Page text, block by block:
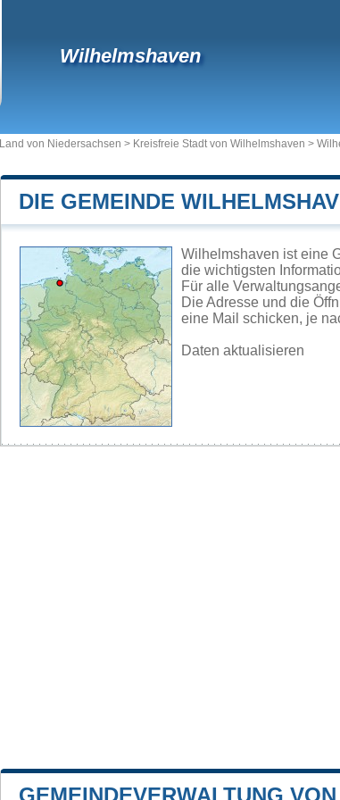
Wilhelmshaven
Land von Niedersachsen > Kreisfreie Stadt von Wilhelmshaven >
DIE GEMEINDE
Wilhelmshaven ist eine
die wichtigsten
Für alle
Die Adresse und die
eine Mail schicken, je
Daten aktualisieren
GEMEINDEVERWALTUNG